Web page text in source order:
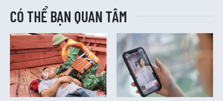
CÓ THỂ BẠN QUAN TÂM